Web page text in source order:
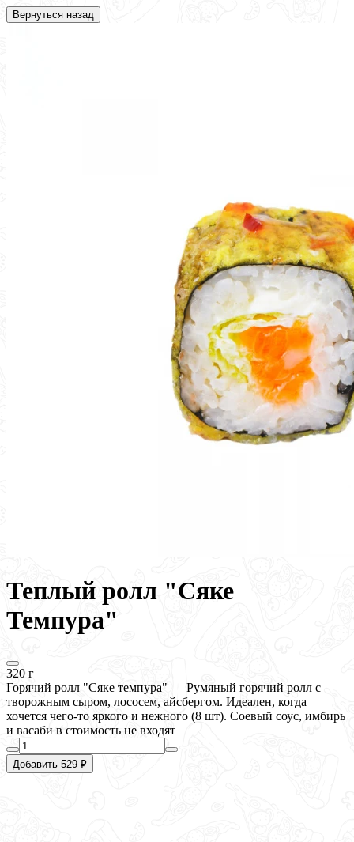
Вернуться назад
Теплый ролл "Сяке
Темпура"
320 г
Горячий ролл "Сяке темпура" — Румяный горячий ролл с
творожным сыром, лососем, айсбергом. Идеален, когда
хочется чего‑то яркого и нежного (8 шт). Соевый соус, имбирь
и васаби в стоимость не входят
Добавить 529 ₽